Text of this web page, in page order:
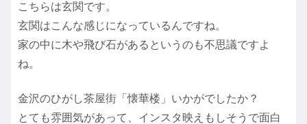
こちらは玄関です。
玄関はこんな感じになっているんですね。
家の中に木や飛び石があるというのも不思議ですよ
ね。
金沢のひがし茶屋街「懐華楼」いかがでしたか？
とても雰囲気があって、インスタ映えもしそうで面白